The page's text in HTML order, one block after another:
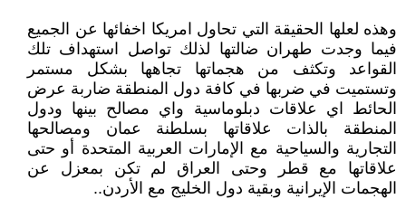
وهذه لعلها الحقيقة التي تحاول امريكا اخفائها عن الجميع
فيما وجدت طهران ضالتها لذلك تواصل استهداف تلك
القواعد وتكثف من هجماتها تجاهها بشكل مستمر
وتستميت في ضربها في كافة دول المنطقة ضاربة عرض
الحائط اي علاقات دبلوماسية واي مصالح بينها ودول
المنطقة بالذات علاقاتها بسلطنة عمان ومصالحها
التجارية والسياحية مع الإمارات العربية المتحدة أو حتى
علاقاتها مع قطر وحتى العراق لم تكن بمعزل عن
الهجمات الإيرانية وبقية دول الخليج مع الأردن..